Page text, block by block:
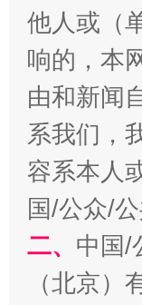
揭开“小
他人或（
响的，本
由和新闻
系我们，
容系本人
国/公众/
二、 中国/
（北京